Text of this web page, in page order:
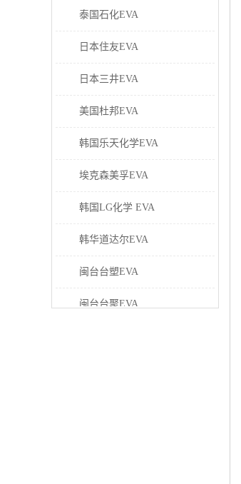
泰国石化EVA
日本住友EVA
日本三井EVA
美国杜邦EVA
韩国乐天化学EVA
埃克森美孚EVA
韩国LG化学 EVA
韩华道达尔EVA
闽台台塑EVA
闽台台聚EVA